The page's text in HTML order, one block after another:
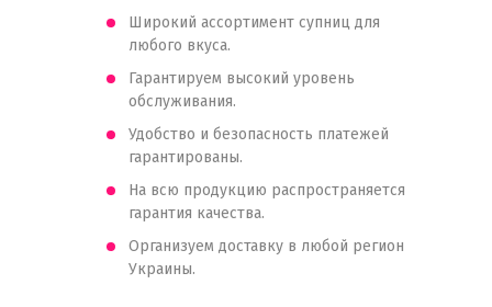
Широкий ассортимент супниц для
любого вкуса.
Гарантируем высокий уровень
обслуживания.
Удобство и безопасность платежей
гарантированы.
На всю продукцию распространяется
гарантия качества.
Организуем доставку в любой регион
Украины.